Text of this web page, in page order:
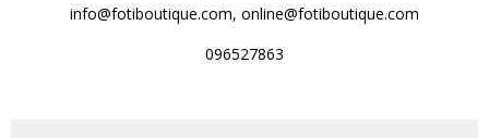
info@fotiboutique.com, online@fotiboutique.com
096527863